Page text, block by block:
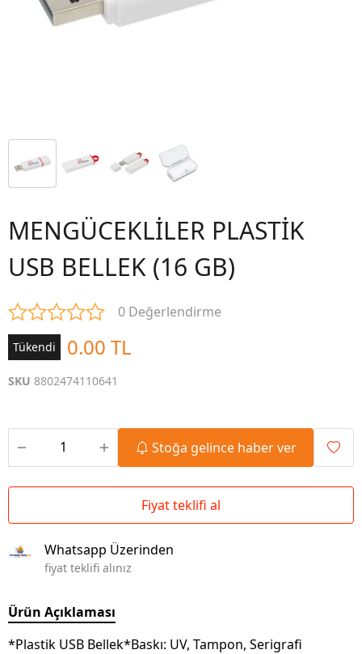
MENGÜCEKLİLER PLASTİK
USB BELLEK (16 GB)
0 Değerlendirme
Tükendi 0.00 TL
SKU 8802474110641
Stoğa gelince haber ver
Fiyat teklifi al
Whatsapp Üzerinden
fiyat teklifi alınız
Ürün Açıklaması
*Plastik USB Bellek*Baskı: UV, Tampon, Serigrafi